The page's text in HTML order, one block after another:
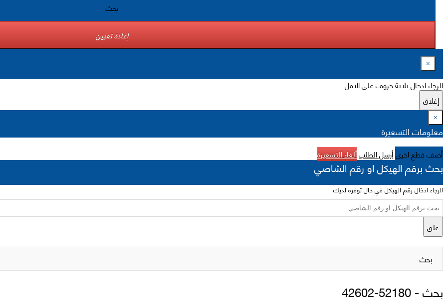
بحث
إعادة تعيين
×
الرجاء ادخال ثلاثة حروف على الاقل
إغلاق
×
معلومات التسعيرة
أضف قطع اخرىأرسل الطلبألغاء التسعيرة
بحث برقم الهيكل او رقم الشاصي
الرجاء ادخال رقم الهيكل في حال توفره لديك
غلق
بحث
بحث -42602-52180